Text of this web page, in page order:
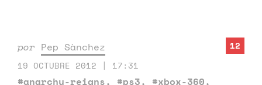
por Pep Sànchez
19 OCTUBRE 2012 | 17:31
#anarchy-reigns, #ps3, #xbox-360,
12